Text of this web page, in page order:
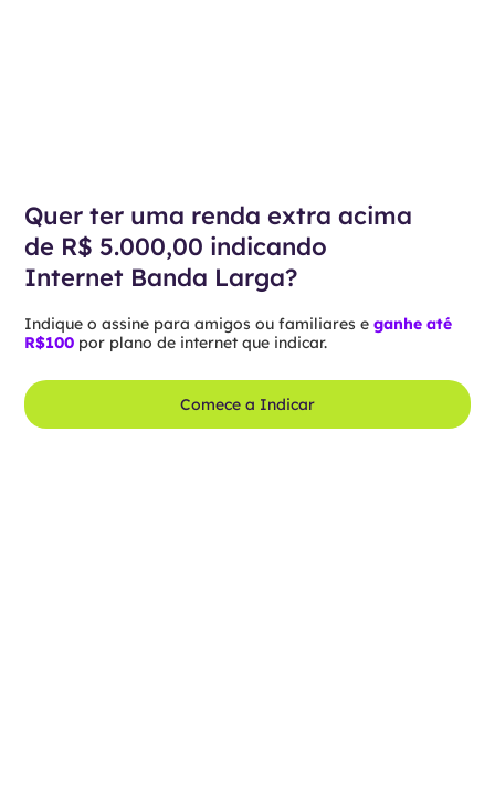
Quer ter uma renda extra acima
de R$ 5.000,00 indicando
Internet Banda Larga?
Indique o assine para amigos ou familiares eganhe até
R$100 por plano de internet que indicar.
Comece a Indicar